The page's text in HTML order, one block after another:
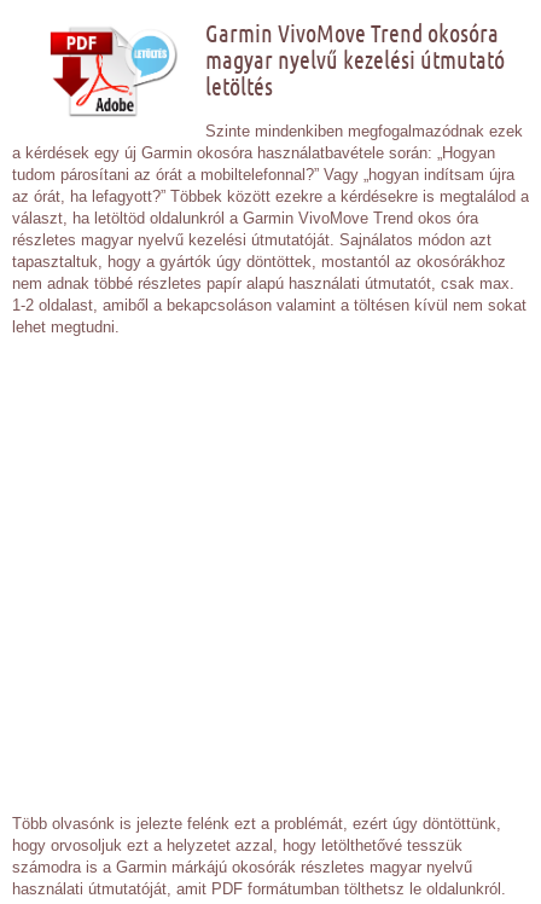
Garmin VivoMove Trend okosóra
magyar nyelvű kezelési útmutató
letöltés
Szinte mindenkiben megfogalmazódnak ezek
a kérdések egy új Garmin okosóra használatbavétele során: „Hogyan
tudom párosítani az órát a mobiltelefonnal?” Vagy „hogyan indítsam újra
az órát, ha lefagyott?” Többek között ezekre a kérdésekre is megtalálod a
választ, ha letöltöd oldalunkról a Garmin VivoMove Trend okos óra
részletes magyar nyelvű kezelési útmutatóját. Sajnálatos módon azt
tapasztaltuk, hogy a gyártók úgy döntöttek, mostantól az okosórákhoz
nem adnak többé részletes papír alapú használati útmutatót, csak max.
1-2 oldalast, amiből a bekapcsoláson valamint a töltésen kívül nem sokat
lehet megtudni.
Több olvasónk is jelezte felénk ezt a problémát, ezért úgy döntöttünk,
hogy orvosoljuk ezt a helyzetet azzal, hogy letölthetővé tesszük
számodra is a Garmin márkájú okosórák részletes magyar nyelvű
használati útmutatóját, amit PDF formátumban tölthetsz le oldalunkról.